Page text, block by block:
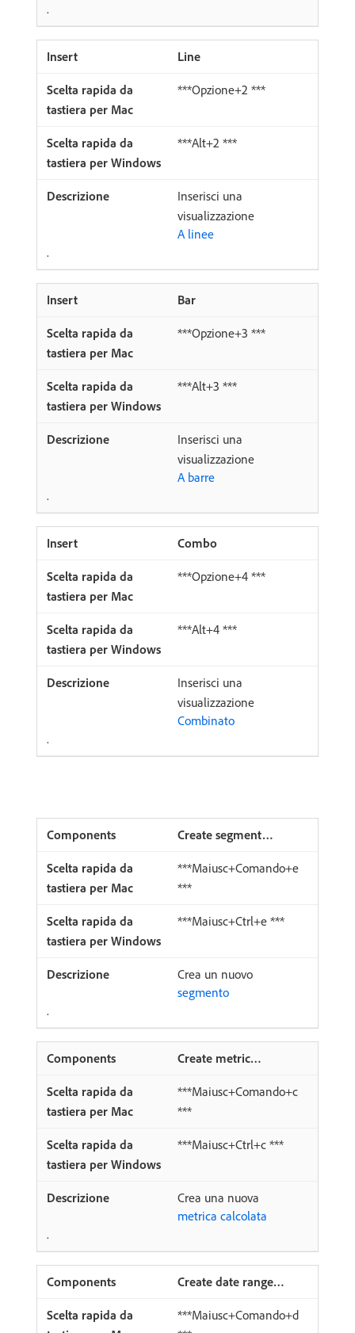
.
Line
***Opzione+2 ***
***Alt+2 ***
Inserisci una
visualizzazione
A linee
.
Bar
***Opzione+3 ***
***Alt+3 ***
Inserisci una
visualizzazione
A barre
.
Combo
***Opzione+4 ***
***Alt+4 ***
Inserisci una
visualizzazione
Combinato
.
Create segment…
***Maiusc+Comando+e
***
***Maiusc+Ctrl+e ***
Crea un nuovo
segmento
.
Create metric…
***Maiusc+Comando+c
***
***Maiusc+Ctrl+c ***
Crea una nuova
metrica calcolata
.
Create date range…
***Maiusc+Comando+d